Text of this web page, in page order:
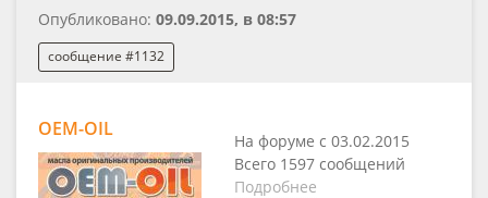
Опубликовано: 09.09.2015, в 08:57
сообщение #1132
OEM-OIL
На форуме с 03.02.2015
Всего 1597 сообщений
Подробнее